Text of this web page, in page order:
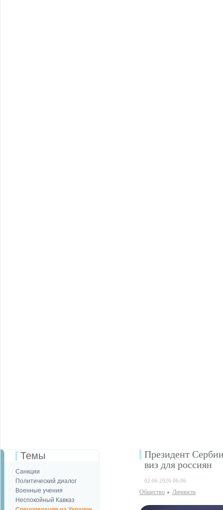
Темы
Санкции
Политический диалог
Военные учения
Неспокойный Кавказ
Президент
виз для россиян
02.06.2026 06:06
Общество Личность